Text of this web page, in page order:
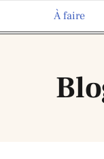
À faire